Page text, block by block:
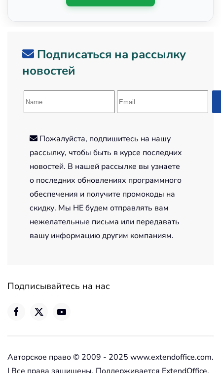
Подписаться на рассылку
новостей
Пожалуйста, подпишитесь на нашу
рассылку, чтобы быть в курсе последних
новостей. В нашей рассылке вы узнаете
о последних обновлениях программного
обеспечения и получите промокоды на
скидку. Мы НЕ будем отправлять вам
нежелательные письма или передавать
вашу информацию другим компаниям.
Подписывайтесь на нас
Авторское право © 2009 - 2025 www.extendoffice.com.